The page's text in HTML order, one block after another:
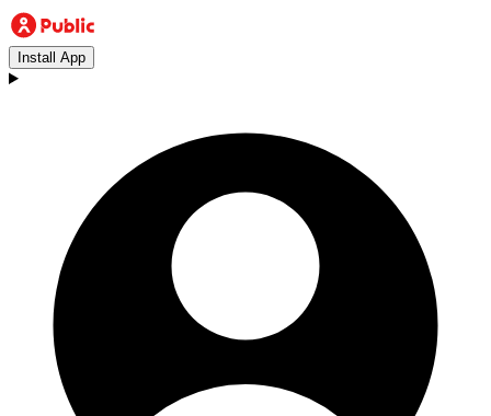
Install App